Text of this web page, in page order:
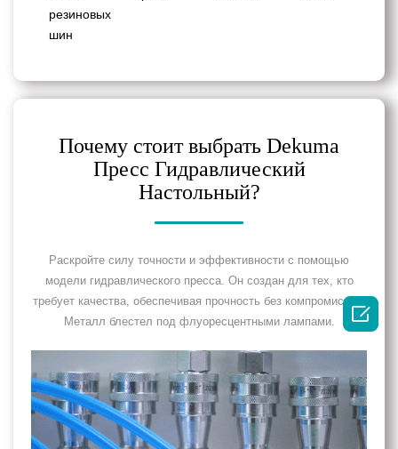
резиновых
шин
Почему стоит выбрать Dekuma
Пресс Гидравлический
Настольный?
Раскройте силу точности и эффективности с помощью
модели гидравлического пресса. Он создан для тех, кто
требует качества, обеспечивая прочность без компромиссов.
Металл блестел под флуоресцентными лампами.
